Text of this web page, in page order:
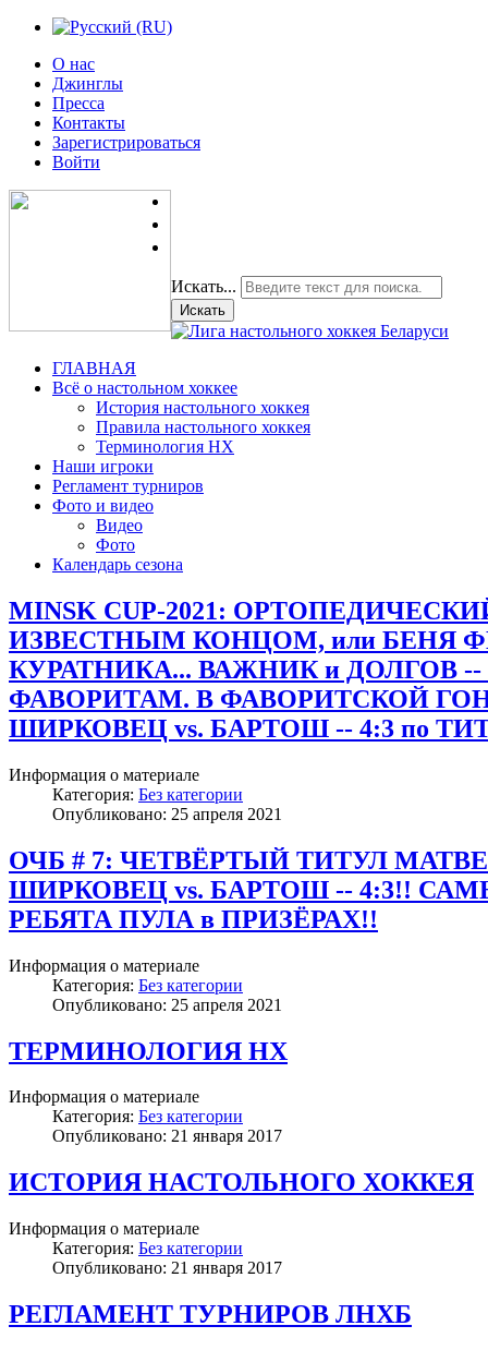
О нас
Джинглы
Пресса
Контакты
Зарегистрироваться
Войти
Искать...
Искать
ГЛАВНАЯ
Всё о настольном хоккее
История настольного хоккея
Правила настольного хоккея
Терминология НХ
Наши игроки
Регламент турниров
Фото и видео
Видео
Фото
Календарь сезона
MINSK CUP-2021:
ИЗВЕСТНЫМ КОНЦОМ, или БЕНЯ
КУРАТНИКА... ВАЖНИК и ДОЛГОВ
ФАВОРИТАМ. В ФАВОРИТСКОЙ
ШИРКОВЕЦ vs. БАРТОШ -- 4:3 по
Информация о материале
Категория: Без категории
Опубликовано: 25 апреля 2021
ОЧБ # 7: ЧЕТВЁРТЫЙ ТИТУЛ
ШИРКОВЕЦ vs. БАРТОШ -- 4:3!!
РЕБЯТА ПУЛА в ПРИЗЁРАХ!!
Информация о материале
Категория: Без категории
Опубликовано: 25 апреля 2021
ТЕРМИНОЛОГИЯ НХ
Информация о материале
Категория: Без категории
Опубликовано: 21 января 2017
ИСТОРИЯ НАСТОЛЬНОГО ХОККЕЯ
Информация о материале
Категория: Без категории
Опубликовано: 21 января 2017
РЕГЛАМЕНТ ТУРНИРОВ ЛНХБ